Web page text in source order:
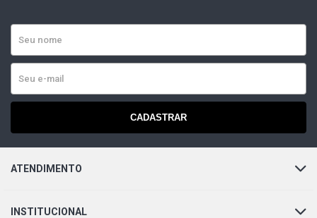
CADASTRAR
ATENDIMENTO
INSTITUCIONAL